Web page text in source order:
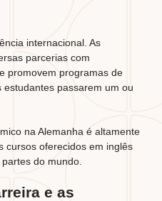
internacional. As
parcerias com
promovem programas de
passarem um ou
na Alemanha é altamente
cursos oferecidos em inglês
do mundo.
e as